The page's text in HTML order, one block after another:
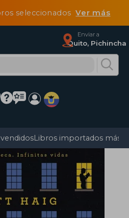
seleccionadosVer más
Enviar a
Quito, Pichincha
Libros importados más